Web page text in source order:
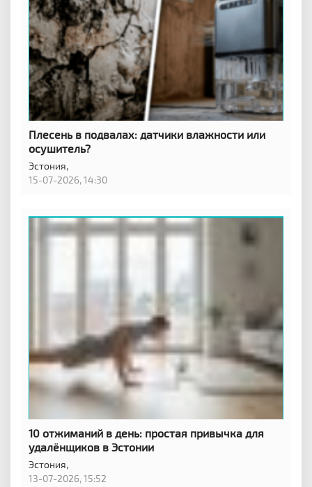
Плесень в подвалах: датчики влажности или
осушитель?
Эстония,
15-07-2026, 14:30
10 отжиманий в день: простая привычка для
удалёнщиков в Эстонии
Эстония,
13-07-2026, 15:52